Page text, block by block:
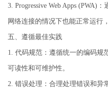
3. Progressive Web Apps (PWA)
网络连接的情况下也能正常运行
五、遵循最佳实践
1. 代码规范：遵循统一的编码规
可读性和可维护性。
2. 错误处理：合理处理错误和异